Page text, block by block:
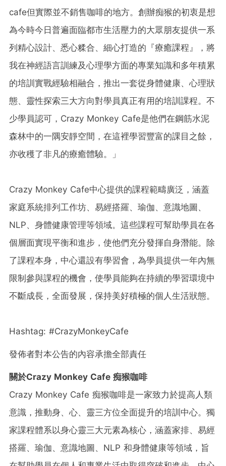
cafe但實際並不銷售咖啡的地方。創辦痴猴的初衷是想
為今時今日普遍面臨都市生活壓力的大眾朋友提供一系
列精心設計、悉心糅合、細心打造的『療癒課程』，將
我在神經語言訓練及心理學方面的專業知識和多年積累
的培訓實戰經驗相融合，推出一套從身體健康、心理狀
態、靈性探索三大方向對學員真正有用的培訓課程。不
少學員認可，Crazy Monkey Cafe是他們在鋼筋水泥
森林中的一隅安靜空間，在這裡學習豐富的課目之餘，
亦收穫了非凡的療癒體驗。」
Crazy Monkey Cafe中心提供的課程範疇廣泛，涵蓋
家庭系統排列工作坊、易經搭羅、瑜伽、意識地圖、
NLP、身體健康管理等領域。這些課程可幫助學員在各
個層面實現平衡和進步，使他們充分發揮自身潛能。除
了課程本身，中心還設有學習會，為學員提供一年內無
限制參與課程的機會，使學員能夠在持續的學習環境中
不斷成長，全面發展，保持美好積極的個人生活狀態。
Hashtag: #CrazyMonkeyCafe
發佈者對本公告的內容承擔全部責任
關於Crazy Monkey Cafe 痴猴咖啡
Crazy Monkey Cafe 痴猴咖啡是一家致力於提高人類
意識，推動身、心、靈三方位全面提升的培訓中心。獨
家課程體系以身心靈三大元素為核心，涵蓋家排、易經
搭羅、瑜伽、意識地圖、NLP 和身體健康等領域，旨